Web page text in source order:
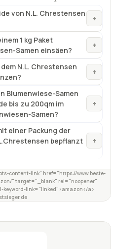
von N.L. Chrestensen
+
1 kg Paket
Samen einsäen?
+
N.L. Chrestensen
+
Blumenwiese-Samen
bis zu 200qm im
Samen?
+
einer Packung der
bepflanzt
+
content-link" href="https://www.beste-
" target="_blank" rel="noopener"
link="linked">amazon</a>